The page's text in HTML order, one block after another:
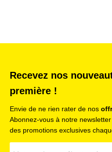
Poids emballage inclus - 0.2 - kg
Équipements :
ApplicationArea 1 - Coffre
ApplicationArea 3 - Banquette
ApplicationArea 5 - Tapis de sol
Recevez nos
première !
Envie de ne rien rater de nos
Abonnez-vous à notre
des promotions exclusives